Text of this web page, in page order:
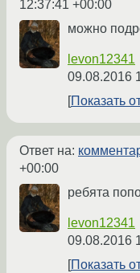
12:37:41 +00:00
можно
levon12341
09.08.2016
Показать
Ответ на:
+00:00
ребята
levon12341
09.08.2016
Показать